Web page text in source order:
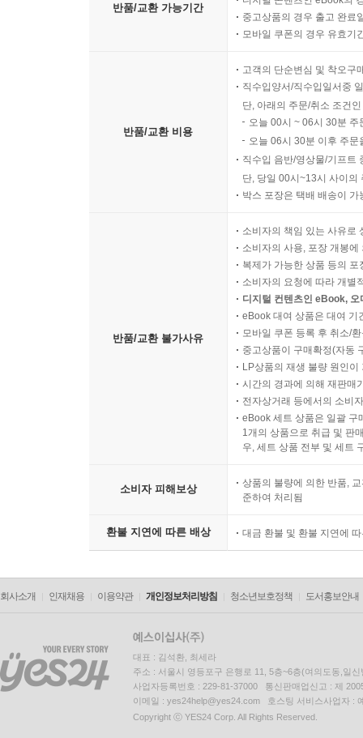
반품/교환 가능기간
중고상품의 경우 출고 완료
모바일 쿠폰의 경우 유효기
반품/교환 비용
고객의 단순변심 및 착오구
직수입양서/직수입일서중
단, 아래의 주문/취소 조건
오늘 00시 ~ 06시 30분
오늘 06시 30분 이후 주
직수입 음반/영상물/기프트
단, 당일 00시~13시 사이의
박스 포장은 택배 배송이
반품/교환 불가사유
소비자의 책임 있는 사유로
소비자의 사용, 포장 개봉
복제가 가능한 상품 등의
소비자의 요청에 따라 개별
디지털 컨텐츠인 eBook,
eBook 대여 상품은 대여 기
모바일 쿠폰 등록 후 취소/
중고상품이 구매확정(자동
LP상품의 재생 불량 원인
시간의 경과에 의해 재판매
전자상거래 등에서의 소비
eBook 세트 상품은 일괄 구
1개의 상품으로 취급 및 판
우, 세트 상품 전부 및 세트
소비자 피해보상
상품의 불량에 의한 반품,
준하여 처리됨
환불 지연에 따른 배상 대금 환불 및 환불 지연에
회사소개 인재채용 이용약관 개인정보처리방침 청소년보호정책 도서홍보안내
대표 : 김석환, 최세라
주소 : 서울시 영등포구 은행로 11, 5층~6층(여의도동,일신
사업자등록번호 : 229-81-37000 통신판매업신고 : 제
이메일 : yes24help@yes24.com 호스팅 서비스사업자 :
Copyright ⓒ YES24 Corp. All Rights Reserved.